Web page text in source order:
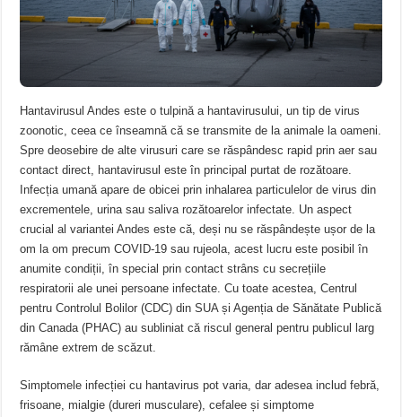
Hantavirusul Andes este o tulpină a hantavirusului, un tip de virus
zoonotic, ceea ce înseamnă că se transmite de la animale la oameni.
Spre deosebire de alte virusuri care se răspândesc rapid prin aer sau
contact direct, hantavirusul este în principal purtat de rozătoare.
Infecția umană apare de obicei prin inhalarea particulelor de virus din
excrementele, urina sau saliva rozătoarelor infectate. Un aspect
crucial al variantei Andes este că, deși nu se răspândește ușor de la
om la om precum COVID-19 sau rujeola, acest lucru este posibil în
anumite condiții, în special prin contact strâns cu secrețiile
respiratorii ale unei persoane infectate. Cu toate acestea, Centrul
pentru Controlul Bolilor (CDC) din SUA și Agenția de Sănătate Publică
din Canada (PHAC) au subliniat că riscul general pentru publicul larg
rămâne extrem de scăzut.
Simptomele infecției cu hantavirus pot varia, dar adesea includ febră,
frisoane, mialgie (dureri musculare), cefalee și simptome